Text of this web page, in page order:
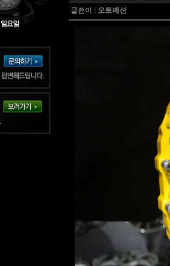
글쓴이 : 오토패션